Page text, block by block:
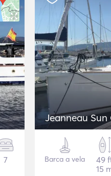
7
Jeanneau Sun
Barca a vela
49
15